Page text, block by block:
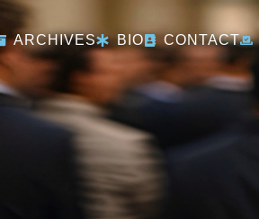
ARCHIVES BIO CONTACT